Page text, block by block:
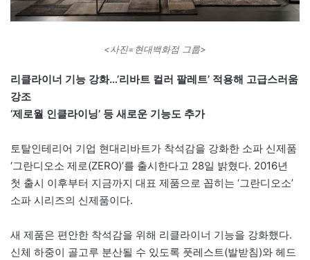
<사진=현대백화점 그룹>
리클라이너 기능 강화…’리바트 컬러 팔레트’ 적용해 고급스러움
강조
‘제로월 인클라이닝’ 등 새로운 기능도 추가
토탈인테리어 기업 현대리바트가 착석감을 강화한 소파 신제품
‘그란디오소 제로(ZERO)’를 출시한다고 28일 밝혔다. 2016년
첫 출시 이후부터 지금까지 대표 제품으로 꼽히는 ‘그란디오소’
소파 시리즈의 신제품이다.
새 제품은 편안한 착석감을 위해 리클라이너 기능을 강화했다.
신체 하중이 골고루 분산될 수 있도록 풋레스트(발받침)와 헤드